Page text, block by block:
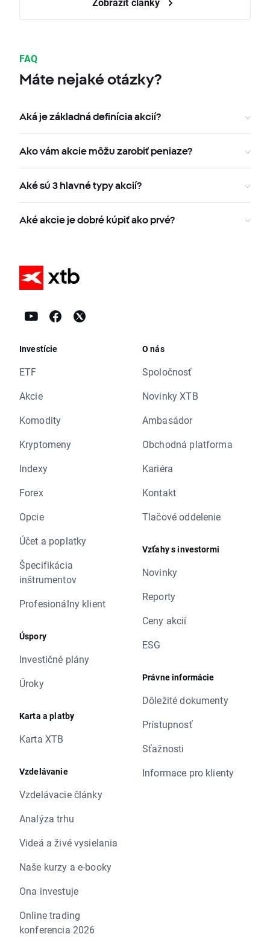
FAQ
Máte nejaké otázky?
Aká je základná definícia akcií?
Ako vám akcie môžu zarobiť peniaze?
Aké sú 3 hlavné typy akcií?
Aké akcie je dobré kúpiť ako prvé?
Investície
ETF
Akcie
Komodity
Kryptomeny
Indexy
Forex
Opcie
Účet a poplatky
Špecifikácia
inštrumentov
Profesionálny klient
Úspory
Investičné plány
Úroky
Karta a platby
Karta XTB
Vzdelávanie
Vzdelávacie články
Analýza trhu
Videá a živé vysielania
Naše kurzy a e-booky
Ona investuje
Online trading
konferencia 2026
O nás
Spoločnosť
Novinky XTB
Ambasádor
Obchodná platforma
Kariéra
Kontakt
Tlačové oddelenie
Vzťahy s investormi
Novinky
Reporty
Ceny akcií
ESG
Právne informácie
Dôležité dokumenty
Prístupnosť
Sťažnosti
Informace pro klienty